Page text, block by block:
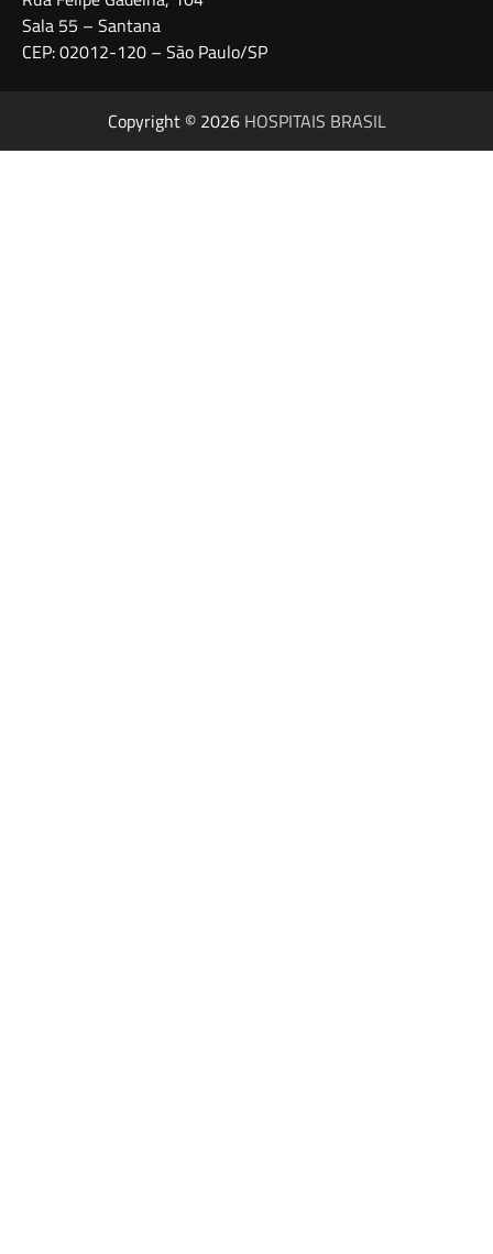
Sala 55 – Santana
CEP: 02012-120 – São Paulo/SP
Copyright © 2026 HOSPITAIS BRASIL